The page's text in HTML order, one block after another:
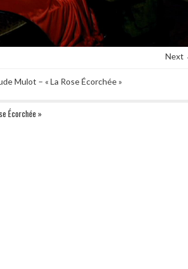
Next
Mulot – « La Rose Écorchée »
Écorchée »